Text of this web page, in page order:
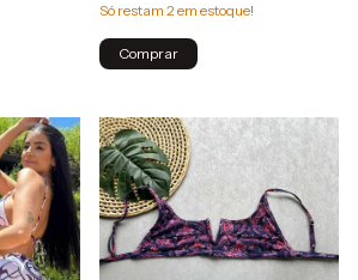
Só restam 2em estoque!
Comprar